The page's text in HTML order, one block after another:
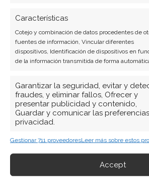
Características
Cotejo y combinación de datos procedentes de
fuentes de información, Vincular diferentes
dispositivos, Identificación de dispositivos en
de la información transmitida de forma
Garantizar la seguridad, evitar y
fraudes, y eliminar fallos, Ofrecer y
presentar publicidad y contenido,
Guardar y comunicar las
privacidad.
Gestionar 711 proveedoresLeer más sobre estos
Accept
BUSCAR